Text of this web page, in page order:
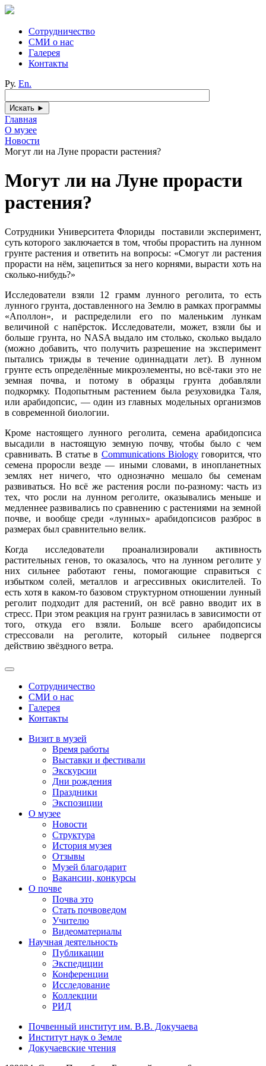
Сотрудничество
СМИ о нас
Галерея
Контакты
Ру. En.
Главная
О музее
Новости
Могут ли на Луне прорасти растения?
Могут ли на Луне прорасти
растения?
Сотрудники Университета Флориды поставили эксперимент,
суть которого заключается в том, чтобы прорастить на лунном
грунте растения и ответить на вопросы: «Смогут ли растения
прорасти на нём, зацепиться за него корнями, вырасти хоть на
сколько-нибудь?»
Исследователи взяли 12 грамм лунного реголита, то есть
лунного грунта, доставленного на Землю в рамках программы
«Аполлон», и распределили его по маленьким лункам
величиной с напёрсток. Исследователи, может, взяли бы и
больше грунта, но NASA выдало им столько, сколько выдало
(можно добавить, что получить разрешение на эксперимент
пытались трижды в течение одиннадцати лет). В лунном
грунте есть определённые микроэлементы, но всё-таки это не
земная почва, и потому в образцы грунта добавляли
подкормку. Подопытным растением была резуховидка Таля,
или арабидопсис, — один из главных модельных организмов
в современной биологии.
Кроме настоящего лунного реголита, семена арабидопсиса
высадили в настоящую земную почву, чтобы было с чем
сравнивать. В статье в Communications Biologyговорится, что
семена проросли везде — иными словами, в инопланетных
землях нет ничего, что однозначно мешало бы семенам
развиваться. Но всё же растения росли по-разному: часть из
тех, что росли на лунном реголите, оказывались меньше и
медленнее развивались по сравнению с растениями на земной
почве, и вообще среди «лунных» арабидопсисов разброс в
размерах был сравнительно велик.
Когда исследователи проанализировали активность
растительных генов, то оказалось, что на лунном реголите у
них сильнее работают гены, помогающие справиться с
избытком солей, металлов и агрессивных окислителей. То
есть хотя в каком-то базовом структурном отношении лунный
реголит подходит для растений, он всё равно вводит их в
стресс. При этом реакция на грунт разнилась в зависимости от
того, откуда его взяли. Больше всего арабидопсисы
стрессовали на реголите, который сильнее подвергся
действию звёздного ветра.
Сотрудничество
СМИ о нас
Галерея
Контакты
Визит в музей
Время работы
Выставки и фестивали
Экскурсии
Дни рождения
Праздники
Экспозиции
О музее
Новости
Структура
История музея
Отзывы
Музей благодарит
Вакансии, конкурсы
О почве
Почва это
Стать почвоведом
Учителю
Видеоматериалы
Научная деятельность
Публикации
Экспедиции
Конференции
Исследование
Коллекции
РИД
Почвенный институт им. В.В. Докучаева
Институт наук о Земле
Докучаевские чтения